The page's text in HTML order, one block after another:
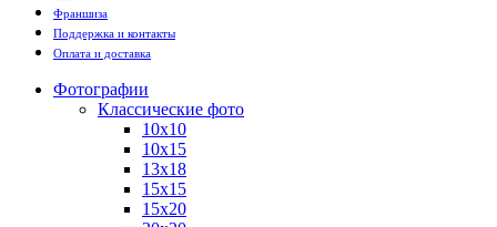
Франшиза
Поддержка и контакты
Оплата и доставка
Фотографии
Классические фото
10х10
10х15
13х18
15х15
15х20